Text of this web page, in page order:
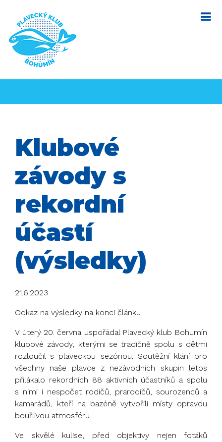
Klubové
závody s
rekordní
účastí
(výsledky)
21.6.2023
Odkaz na výsledky na konci článku
V úterý 20. června uspořádal Plavecký klub Bohumín
klubové závody, kterými se tradičně spolu s dětmi
rozloučil s plaveckou sezónou. Soutěžní klání pro
všechny naše plavce z nezávodních skupin letos
přilákalo rekordních 88 aktivních účastníků a spolu
s nimi i nespočet rodičů, prarodičů, sourozenců a
kamarádů, kteří na bazéně vytvořili místy opravdu
bouřlivou atmosféru.
Ve skvělé kulise, před objektivy nejen foťáků